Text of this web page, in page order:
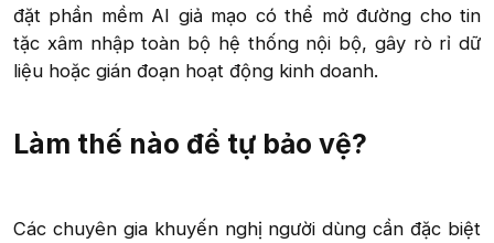
đặt phần mềm AI giả mạo có thể mở đường cho tin
tặc xâm nhập toàn bộ hệ thống nội bộ, gây rò rỉ dữ
liệu hoặc gián đoạn hoạt động kinh doanh.​
Làm thế nào để tự bảo vệ?​
Các chuyên gia khuyến nghị người dùng cần đặc biệt